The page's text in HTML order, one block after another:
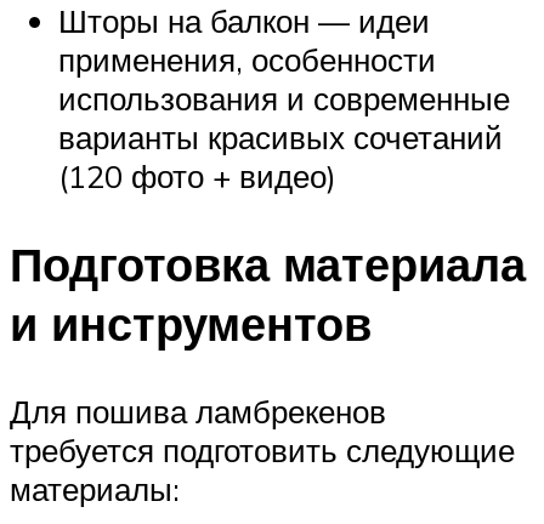
Шторы на балкон — идеи
применения, особенности
использования и современные
варианты красивых сочетаний
(120 фото + видео)
Подготовка материала
и инструментов
Для пошива ламбрекенов
требуется подготовить следующие
материалы: